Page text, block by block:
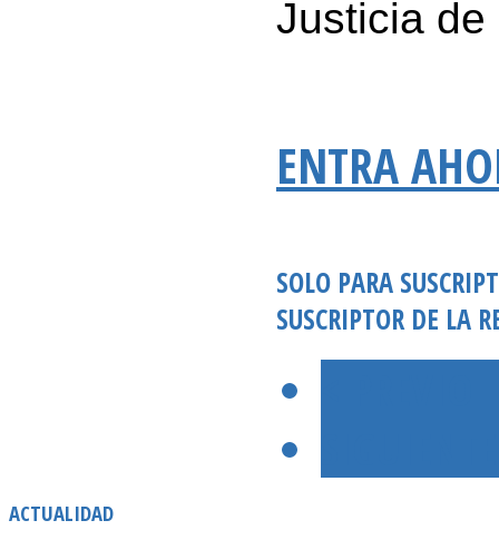
Justicia de
ENTRA
SOLO PARA
SUSCRIPTOR DE LA
ACTUALIDAD